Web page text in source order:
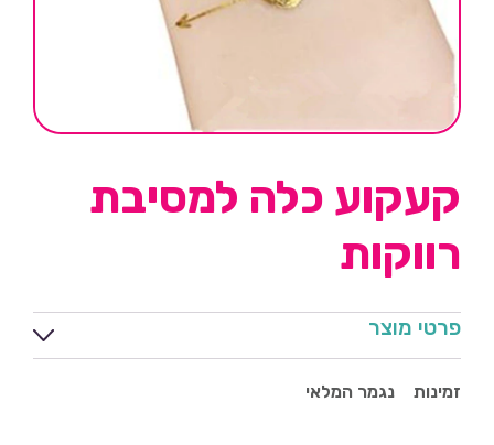
קעקוע כלה למסיבת
רווקות
פרטי מוצר
זמינות נגמר המלאי